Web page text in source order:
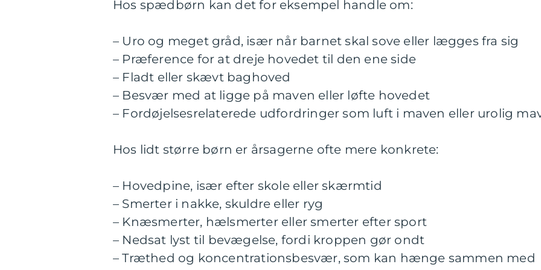
Hos spædbørn kan det for eksempel handle om:
– Uro og meget gråd, især når barnet skal sove eller lægges fra sig
– Præference for at dreje hovedet til den ene side
– Fladt eller skævt baghoved
– Besvær med at ligge på maven eller løfte hovedet
– Fordøjelsesrelaterede udfordringer som luft i maven eller urolig
Hos lidt større børn er årsagerne ofte mere konkrete:
– Hovedpine, især efter skole eller skærmtid
– Smerter i nakke, skuldre eller ryg
– Knæsmerter, hælsmerter eller smerter efter sport
– Nedsat lyst til bevægelse, fordi kroppen gør ondt
– Træthed og koncentrationsbesvær, som kan hænge sammen med